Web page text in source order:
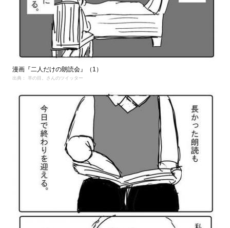
漫画『二人だけの朗読会』（1）
出典： 羊の目。さんのツイッター